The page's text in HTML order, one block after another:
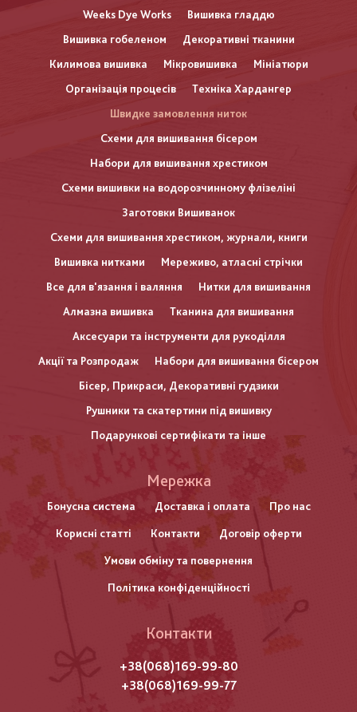
Weeks Dye Works
Вишивка гладдю
Вишивка гобеленом
Декоративні тканини
Килимова вишивка
Мікровишивка
Мініатюри
Організація процесів
Техніка Хардангер
Швидке замовлення ниток
Схеми для вишивання бісером
Набори для вишивання хрестиком
Схеми вишивки на водорозчинному флізеліні
Заготовки Вишиванок
Схеми для вишивання хрестиком, журнали, книги
Вишивка нитками
Мереживо, атласні стрічки
Все для в'язання і валяння
Нитки для вишивання
Алмазна вишивка
Тканина для вишивання
Аксесуари та інструменти для рукоділля
Акції та Розпродаж
Набори для вишивання бісером
Бісер, Прикраси, Декоративні гудзики
Рушники та скатертини під вишивку
Подарункові сертифікати та інше
нижнього
колонтитулу
Мережка
Бонусна система Доставка і оплата Про нас
Корисні статті Контакти Договір оферти
Умови обміну та повернення
Політика конфіденційності
Контакти
+38(068)169-99-80
+38(068)169-99-77